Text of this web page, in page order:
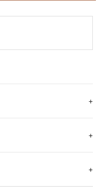
ahí, sin decir